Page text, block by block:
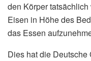
den Körper
Eisen in Höhe des
das Essen
Dies hat die Deutsche